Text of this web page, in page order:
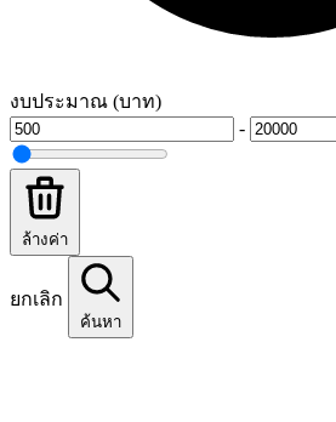
งบประมาณ (บาท)
-
ล้างค่า
ยกเลิก
ค้นหา